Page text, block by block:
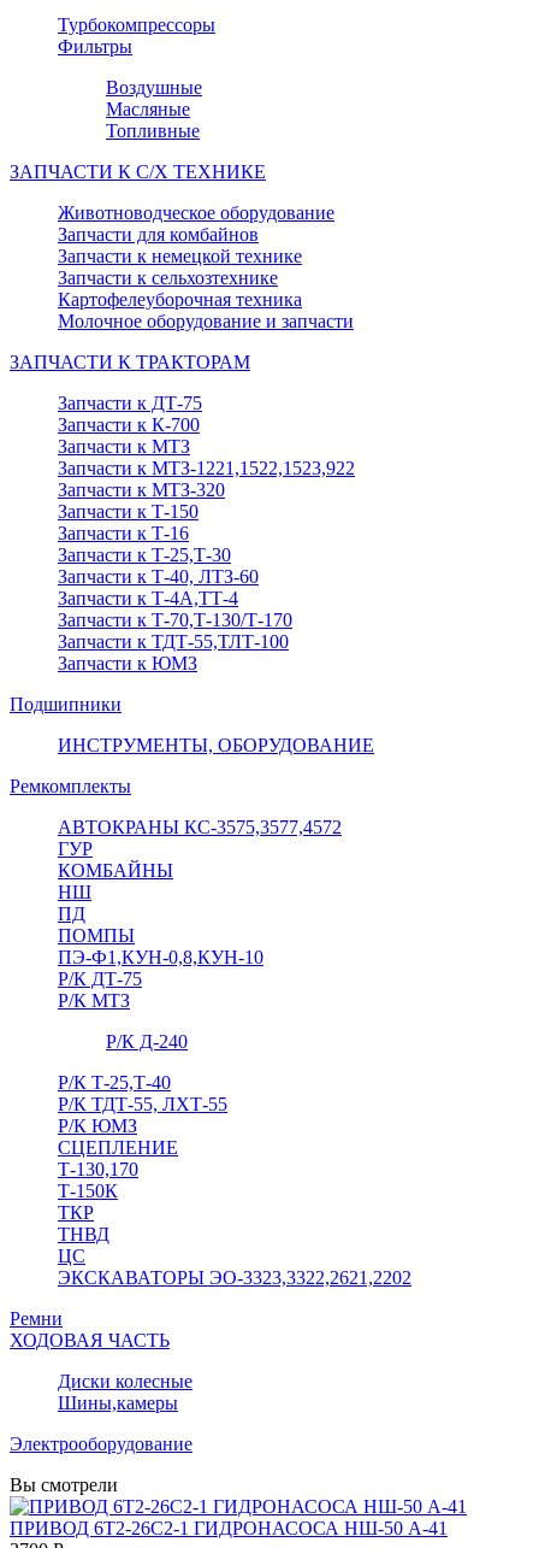
Турбокомпрессоры
Фильтры
Воздушные
Масляные
Топливные
ЗАПЧАСТИ К С/Х ТЕХНИКЕ
Животноводческое оборудование
Запчасти для комбайнов
Запчасти к немецкой технике
Запчасти к сельхозтехнике
Картофелеуборочная техника
Молочное оборудование и запчасти
ЗАПЧАСТИ К ТРАКТОРАМ
Запчасти к ДТ-75
Запчасти к К-700
Запчасти к МТЗ
Запчасти к МТЗ-1221,1522,1523,922
Запчасти к МТЗ-320
Запчасти к Т-150
Запчасти к Т-16
Запчасти к Т-25,Т-30
Запчасти к Т-40, ЛТЗ-60
Запчасти к Т-4А,ТТ-4
Запчасти к Т-70,Т-130/Т-170
Запчасти к ТДТ-55,ТЛТ-100
Запчасти к ЮМЗ
Подшипники
ИНСТРУМЕНТЫ, ОБОРУДОВАНИЕ
Ремкомплекты
АВТОКРАНЫ КС-3575,3577,4572
ГУР
КОМБАЙНЫ
НШ
ПД
ПОМПЫ
ПЭ-Ф1,КУН-0,8,КУН-10
Р/К ДТ-75
Р/К МТЗ
Р/К Д-240
Р/К Т-25,Т-40
Р/К ТДТ-55, ЛХТ-55
Р/К ЮМЗ
СЦЕПЛЕНИЕ
Т-130,170
Т-150К
ТКР
ТНВД
ЦС
ЭКСКАВАТОРЫ ЭО-3323,3322,2621,2202
Ремни
ХОДОВАЯ ЧАСТЬ
Диски колесные
Шины,камеры
Электрооборудование
Вы смотрели
ПРИВОД 6Т2-26С2-1 ГИДРОНАСОСА НШ-50 А-41